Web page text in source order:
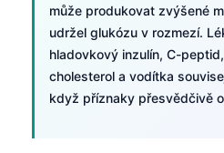
může produkovat zvýšené
udržel glukózu v rozmezí.
hladovkový inzulín, C-
cholesterol a vodítka
když příznaky přesvědčivě